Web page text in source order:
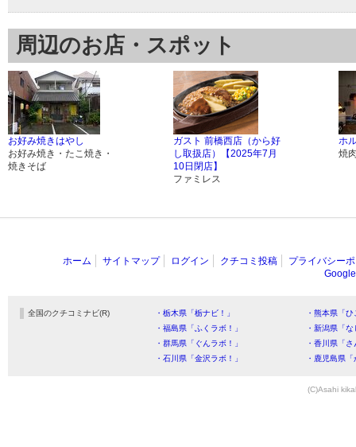
周辺のお店・スポット
お好み焼きはやし
お好み焼き・たこ焼き・
焼きそば
ガスト 前橋西店（から好
し取扱店）【2025年7月
10日閉店】
ファミレス
ホ
焼
ホーム サイトマップ ログイン クチコミ投稿
プライバシー
全国のクチコミナビ(R) ・栃木県「栃ナビ！」
・熊本県「
・福島県「ふくラボ！」
・新潟県「
・群馬県「ぐんラボ！」
・香川県「
・石川県「金沢ラボ！」
・鹿児島県
(C)Asahi